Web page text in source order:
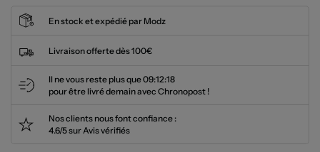
En stock et expédié par Modz
Livraison offerte dès 100€
Il ne vous reste plus que09:12:17
pour être livré demain avec Chronopost !
Nos clients nous font confiance :
4.6/5 sur Avis vérifiés